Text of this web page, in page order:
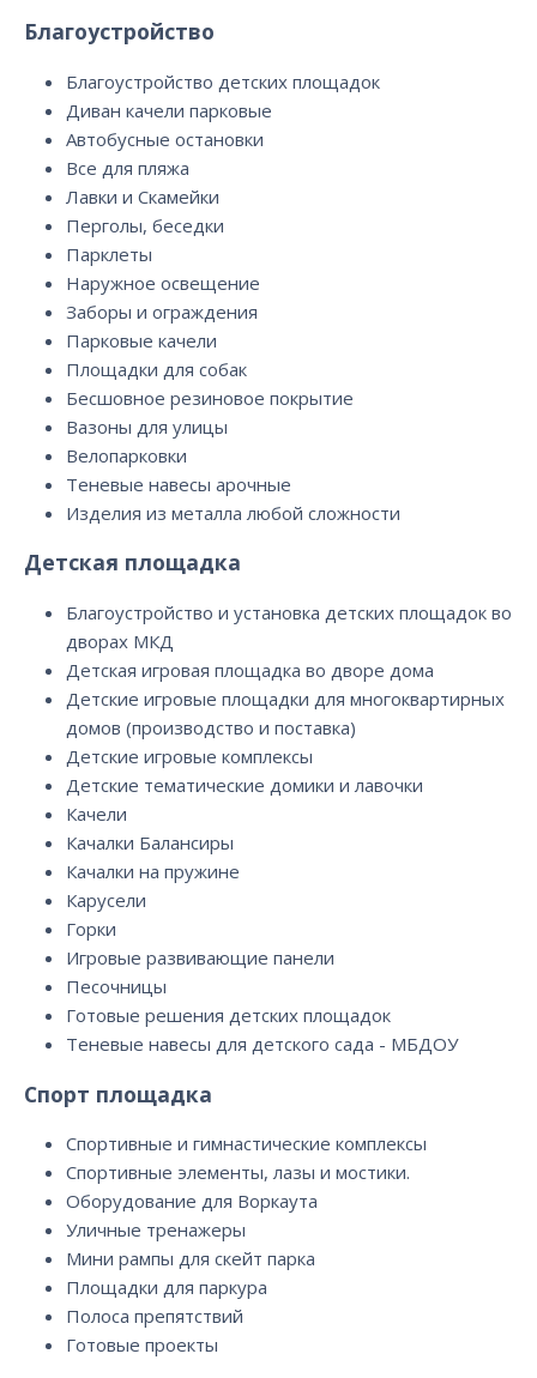
Благоустройство
Благоустройство детских площадок
Диван качели парковые
Автобусные остановки
Все для пляжа
Лавки и Скамейки
Перголы, беседки
Парклеты
Наружное освещение
Заборы и ограждения
Парковые качели
Площадки для собак
Бесшовное резиновое покрытие
Вазоны для улицы
Велопарковки
Теневые навесы арочные
Изделия из металла любой сложности
Детская площадка
Благоустройство и установка детских площадок во
дворах МКД
Детская игровая площадка во дворе дома
Детские игровые площадки для многоквартирных
домов (производство и поставка)
Детские игровые комплексы
Детские тематические домики и лавочки
Качели
Качалки Балансиры
Качалки на пружине
Карусели
Горки
Игровые развивающие панели
Песочницы
Готовые решения детских площадок
Теневые навесы для детского сада - МБДОУ
Спорт площадка
Спортивные и гимнастические комплексы
Спортивные элементы, лазы и мостики.
Оборудование для Воркаута
Уличные тренажеры
Мини рампы для скейт парка
Площадки для паркура
Полоса препятствий
Готовые проекты